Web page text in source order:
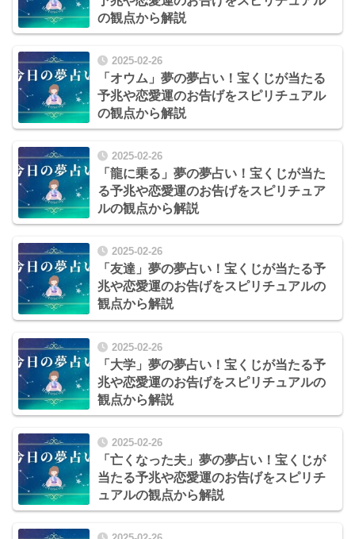
の観点から解説
2025-02-26
「オウム」夢の夢占い！宝くじが当たる
予兆や恋愛運のお告げをスピリチュアル
の観点から解説
2025-02-26
「龍に乗る」夢の夢占い！宝くじが当た
る予兆や恋愛運のお告げをスピリチュア
ルの観点から解説
2025-02-26
「友達」夢の夢占い！宝くじが当たる予
兆や恋愛運のお告げをスピリチュアルの
観点から解説
2025-02-26
「大学」夢の夢占い！宝くじが当たる予
兆や恋愛運のお告げをスピリチュアルの
観点から解説
2025-02-26
「亡くなった夫」夢の夢占い！宝くじが
当たる予兆や恋愛運のお告げをスピリチ
ュアルの観点から解説